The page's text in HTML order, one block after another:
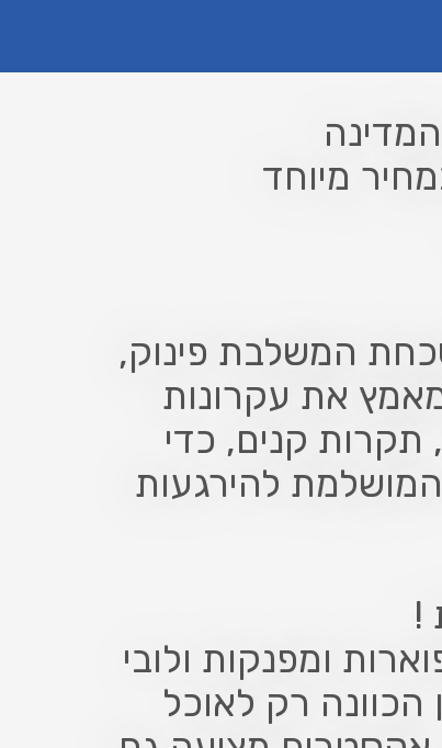
מיוחד
המשלבת פינוק,
את עקרונות
תקרות קנים, כדי
להירגעות
!
ומשפחתיים, 2 סוויטות מפוארות ומפנקות ולובי
הכוונה רק לאוכל